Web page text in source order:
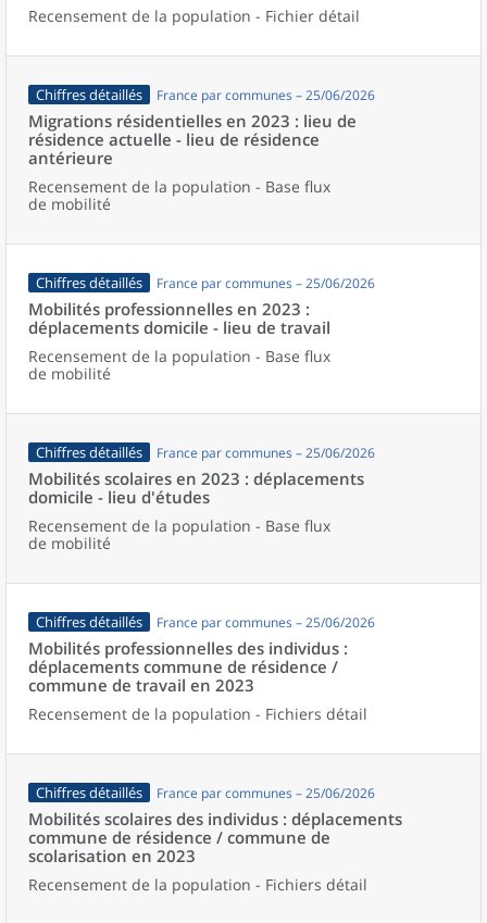
Recensement de la population - Fichier détail
Chiffres détaillés France par communes – 25/06/2026
Migrations résidentielles en 2023 : lieu de
résidence actuelle - lieu de résidence
antérieure
Recensement de la population - Base flux
de mobilité
Chiffres détaillés France par communes – 25/06/2026
Mobilités professionnelles en 2023 :
déplacements domicile - lieu de travail
Recensement de la population - Base flux
de mobilité
Chiffres détaillés France par communes – 25/06/2026
Mobilités scolaires en 2023 : déplacements
domicile - lieu d'études
Recensement de la population - Base flux
de mobilité
Chiffres détaillés France par communes – 25/06/2026
Mobilités professionnelles des individus :
déplacements commune de résidence /
commune de travail en 2023
Recensement de la population - Fichiers détail
Chiffres détaillés France par communes – 25/06/2026
Mobilités scolaires des individus : déplacements
commune de résidence / commune de
scolarisation en 2023
Recensement de la population - Fichiers détail